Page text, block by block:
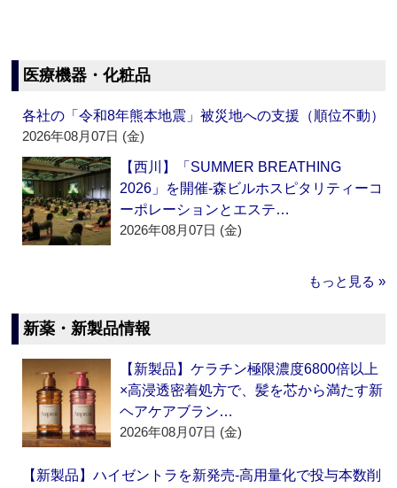
医療機器・化粧品
各社の「令和8年熊本地震」被災地への支援（順位不動）
2026年08月07日 (金)
【西川】「SUMMER BREATHING
2026」を開催‐森ビルホスピタリティーコ
ーポレーションとエステ…
2026年08月07日 (金)
もっと見る »
新薬・新製品情報
【新製品】ケラチン極限濃度6800倍以上
×高浸透密着処方で、髪を芯から満たす新
ヘアケアブラン…
2026年08月07日 (金)
【新製品】ハイゼントラを新発売‐高用量化で投与本数削